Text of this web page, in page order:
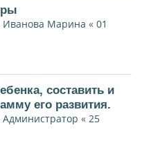
Иванова Марина « 01
составить и
его развития.
Администратор « 25